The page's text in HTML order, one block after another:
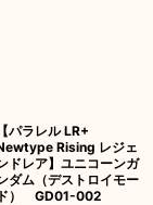
【パラレル LR+
Rising レジェ
ドレア】ユニコーンガ
ダム（デストロイモー
ド） GD01-002